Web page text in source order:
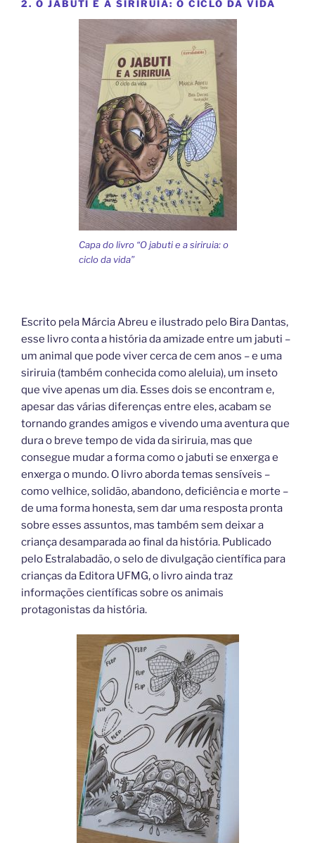
2. O JABUTI E A SIRIRUIA: O CICLO DA VIDA
Capa do livro “O jabuti e a siriruia: o
ciclo da vida”
Escrito pela Márcia Abreu e ilustrado pelo Bira Dantas,
esse livro conta a história da amizade entre um jabuti –
um animal que pode viver cerca de cem anos – e uma
siriruia (também conhecida como aleluia), um inseto
que vive apenas um dia. Esses dois se encontram e,
apesar das várias diferenças entre eles, acabam se
tornando grandes amigos e vivendo uma aventura que
dura o breve tempo de vida da siriruia, mas que
consegue mudar a forma como o jabuti se enxerga e
enxerga o mundo. O livro aborda temas sensíveis –
como velhice, solidão, abandono, deficiência e morte –
de uma forma honesta, sem dar uma resposta pronta
sobre esses assuntos, mas também sem deixar a
criança desamparada ao final da história. Publicado
pelo Estralabadão, o selo de divulgação científica para
crianças da Editora UFMG, o livro ainda traz
informações científicas sobre os animais
protagonistas da história.